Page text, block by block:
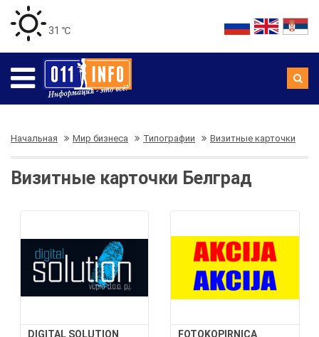
31 ℃
Начальная Мир бизнеса Типографии Визитные карточки
Визитные карточки Белград
DIGITAL SOLUTION
FOTOKOPIRNICA